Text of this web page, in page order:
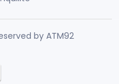
by ATM92